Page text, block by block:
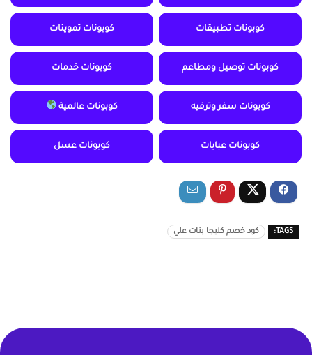
كوبونات تطبيقات كوبونات تموينات
كوبونات توصيل ومطاعم كوبونات خدمات
كوبونات سفر وترفيه كوبونات عالمية
كوبونات عبايات كوبونات عسل
TAGS: كود خصم كليجا بنات علي